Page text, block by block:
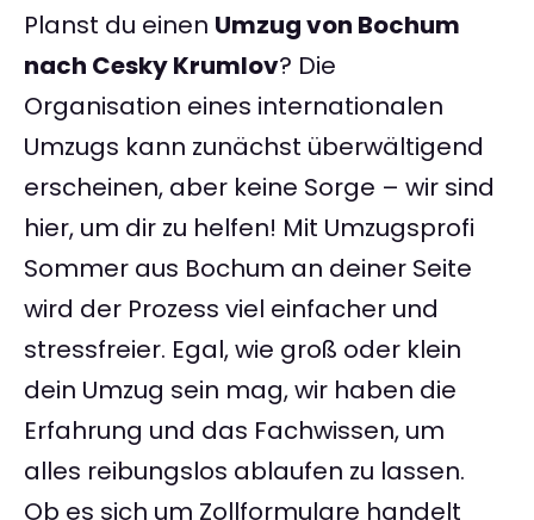
Planst du einen Umzug von Bochum
nach Cesky Krumlov? Die
Organisation eines internationalen
Umzugs kann zunächst überwältigend
erscheinen, aber keine Sorge – wir sind
hier, um dir zu helfen! Mit Umzugsprofi
Sommer aus Bochum an deiner Seite
wird der Prozess viel einfacher und
stressfreier. Egal, wie groß oder klein
dein Umzug sein mag, wir haben die
Erfahrung und das Fachwissen, um
alles reibungslos ablaufen zu lassen.
Ob es sich um Zollformulare handelt